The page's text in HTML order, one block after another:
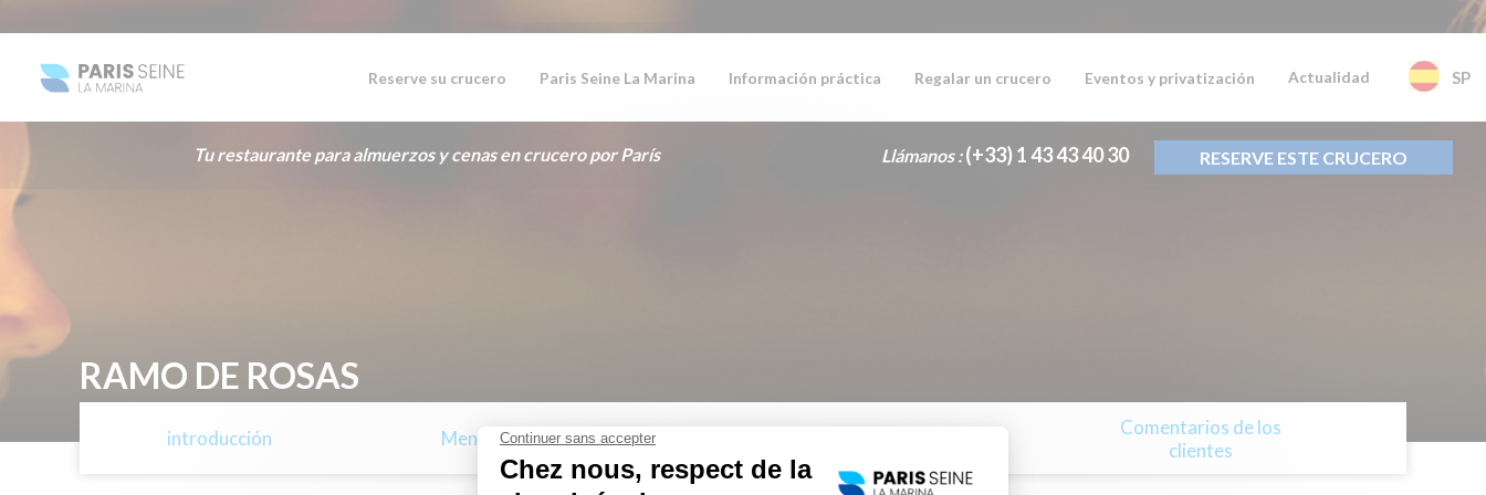
SP
Reserve su crucero Paris Seine La Marina Información práctica Regalar un crucero Eventos y privatización Actualidad
Tu restaurante para almuerzos y cenas en crucero por París Llámanos : (+33) 1 43 43 40 30 RESERVE ESTE CRUCERO
RAMO DE ROSAS
introducción Menú
Comentarios de los
clientes